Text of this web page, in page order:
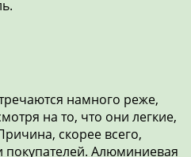
намного реже,
на то, что они легкие,
скорее всего,
покупателей. Алюминиевая